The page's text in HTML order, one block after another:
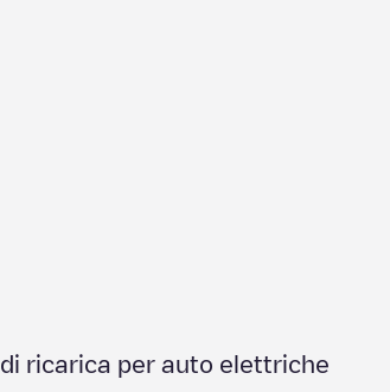
ricarica per auto elettriche